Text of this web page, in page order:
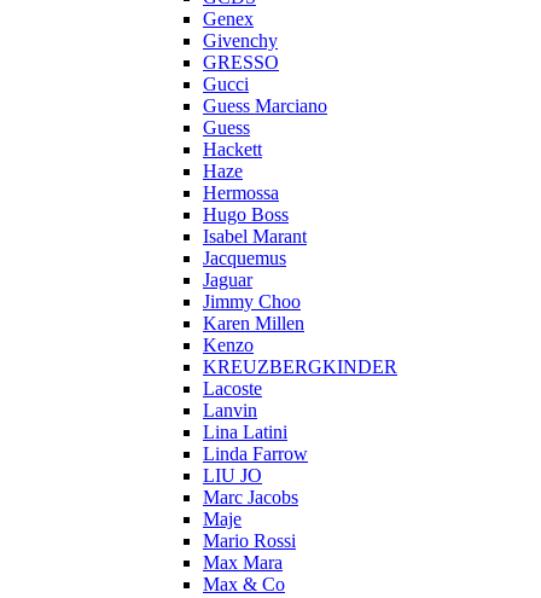
Genex
Givenchy
GRESSO
Gucci
Guess Marciano
Guess
Hackett
Haze
Hermossa
Hugo Boss
Isabel Marant
Jacquemus
Jaguar
Jimmy Choo
Karen Millen
Kenzo
KREUZBERGKINDER
Lacoste
Lanvin
Lina Latini
Linda Farrow
LIU JO
Marc Jacobs
Maje
Mario Rossi
Max Mara
Max & Co